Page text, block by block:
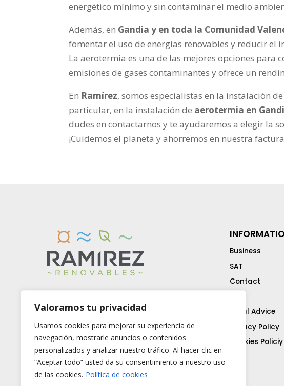
Valoramos tu privacidad
Usamos cookies para mejorar su experiencia de
navegación, mostrarle anuncios o contenidos
personalizados y analizar nuestro tráfico. Al hacer clic en
“Aceptar todo” usted da su consentimiento a nuestro uso
de las cookies. Política de cookies
energético mínimo y sin contaminar el medio
Además, en Gandia y en toda la Comunidad
fomentar el uso de energías renovables y reducir el
La aerotermia es una de las mejores opciones para
emisiones de gases contaminantes y ofrece un
En Ramírez, somos especialistas en la instalación
particular, en la instalación de aerotermia en
dudes en contactarnos y te ayudaremos a elegir la
¡Cuidemos el planeta y ahorremos en nuestra
Business
SAT
Contact
Legal Advice
Privacy Policy
Cookies Policiy